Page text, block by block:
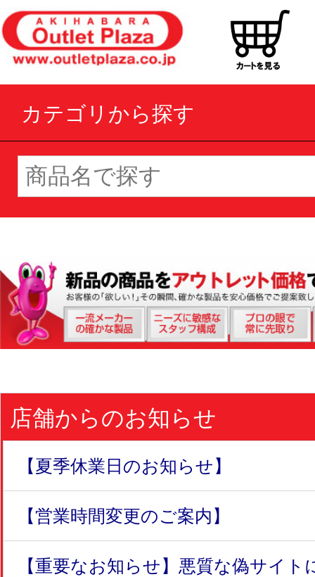
カテゴリから探す
店舗からのお知らせ
【夏季休業日のお知らせ】
【営業時間変更のご案内】
【重要なお知らせ】悪質な偽サイト